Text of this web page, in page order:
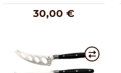
30,00 €